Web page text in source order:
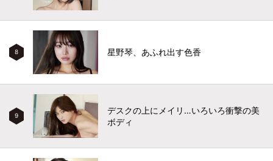
8 星野琴、あふれ出す色香
9
デスクの上にメイリ…いろいろ衝撃の美
ボディ